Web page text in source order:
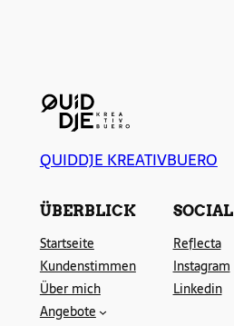
QUIDDJE KREATIVBUERO
ÜBERBLICK
Startseite
Kundenstimmen
Über mich
Angebote
SOCIAL
Reflecta
Instagram
Linkedin